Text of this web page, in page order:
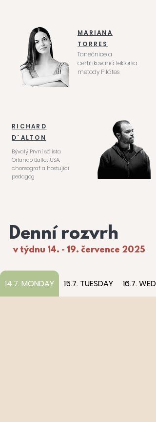
MARIANA
TORRES
Tanečnice a
certifikovaná lektorka
metody Pilátes
RICHARD
D´ALTON
Bývalý První sólista
Orlando Ballet USA,
choreograf a hostující
pedagog
Denní rozvrh
v týdnu 14. - 19. července 2025
14.7. MONDAY 15.7. TUESDAY 16.7.